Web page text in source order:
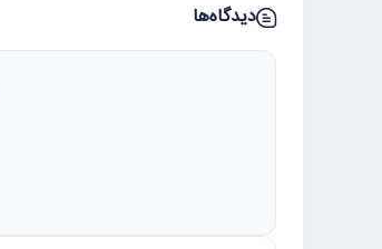
دیدگاه‌ها